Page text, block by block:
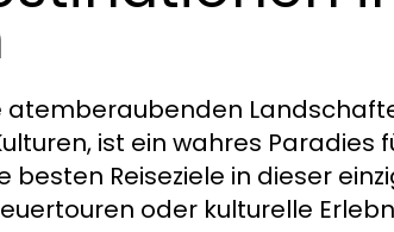
atemberaubenden
ist ein wahres Paradies
Reiseziele in dieser
oder kulturelle